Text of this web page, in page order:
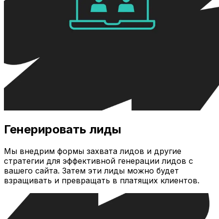
Генерировать лиды
Мы внедрим формы захвата лидов и другие
стратегии для эффективной генерации лидов с
вашего сайта. Затем эти лиды можно будет
взращивать и превращать в платящих клиентов.